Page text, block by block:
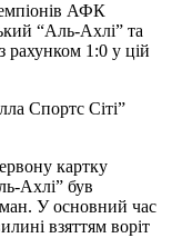
АФК
“Аль-Ахлі” та
рахунком 1:0 у цій
Спортс Сіті”
картку
Ахлі” був
У основний час
взяттям воріт